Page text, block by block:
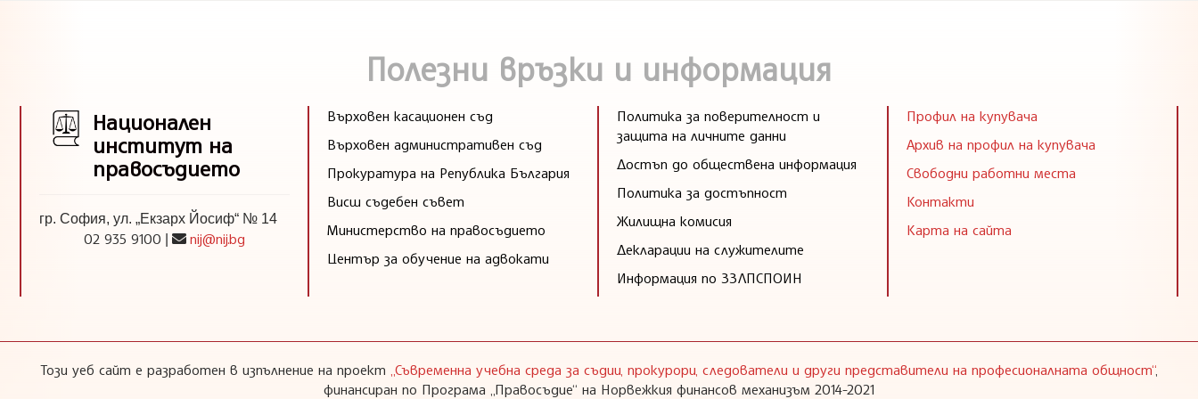
Полезни връзки и информация
Национален
институт на
правосъдието
гр. София, ул. „Екзарх Йосиф“ № 14
02 935 9100 nij@nij.bg
Върховен касационен съд
Върховен административен съд
Прокуратура на Република България
Висш съдебен съвет
Министерство на правосъдието
Център за обучение на адвокати
Политика за поверителност и
защита на личните данни
Достъп до обществена информация
Политика за достъпност
Жилищна комисия
Декларации на служителите
Информация по ЗЗЛПСПОИН
Профил на купувача
Архив на профил на купувача
Свободни работни места
Контакти
Карта на сайта
Този уеб сайт е разработен в изпълнение на проект „Съвременна учебна среда за съдии, прокурори, следователи и други представители на професионалната общност“,
финансиран по Програма „Правосъдие“ на Норвежкия финансов механизъм 2014-2021